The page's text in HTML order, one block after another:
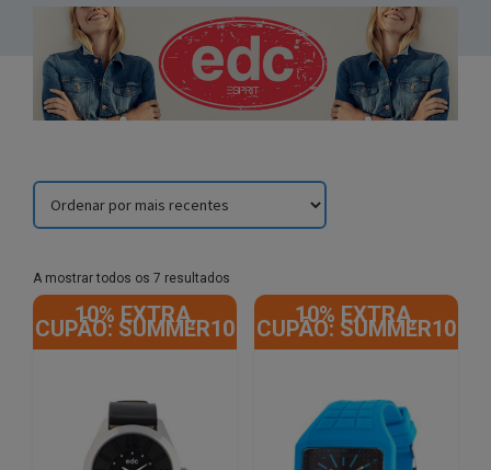
A mostrar todos os 7 resultados
by
latest
10% EXTRA,
CUPÃO: SUMMER10
10% EXTRA,
CUPÃO: SUMMER10